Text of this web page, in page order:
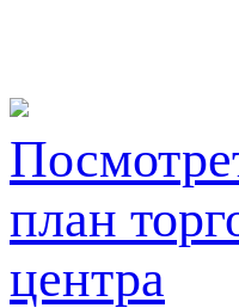
план
центра